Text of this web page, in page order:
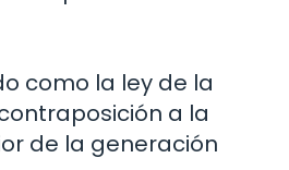
como la ley de la
a la
de la generación